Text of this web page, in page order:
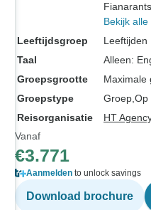
Bekijk
Leeftijdsgroep
Leeftijden
Taal
Alleen:
Groepsgrootte
Maximale
Groepstype
Groep Op
Reisorganisatie
HT
Vanaf
€3.771
Aanmelden to unlock savings
Download brochure